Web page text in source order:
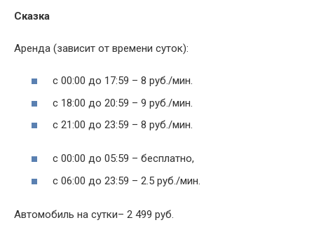
Сказка
Аренда (зависит от времени суток):
с 00:00 до 17:59 – 8 руб./мин.
с 18:00 до 20:59 – 9 руб./мин.
с 21:00 до 23:59 – 8 руб./мин.
с 00:00 до 05:59 – бесплатно,
с 06:00 до 23:59 – 2.5 руб./мин.
Автомобиль на сутки– 2 499 руб.